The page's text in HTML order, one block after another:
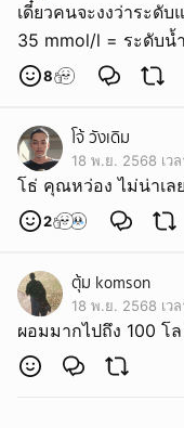
เดี๋ยวคนจะงงว่าระดั
35 mmol/l = ระดับน้
8
โจ้ วังเดิม
18 พ.ย. 2568 เว
โธ่ คุณหว่อง ไม่น่าเล
2
ตุ้ม komson
18 พ.ย. 2568 เว
ผอมมากไปถึง 100 โ